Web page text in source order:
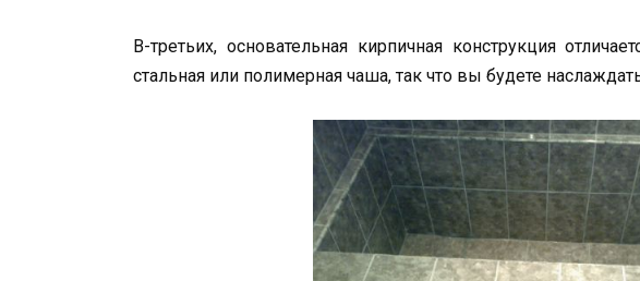
В-третьих, основательная кирпичная конструкция
стальная или полимерная чаша, так что вы будете